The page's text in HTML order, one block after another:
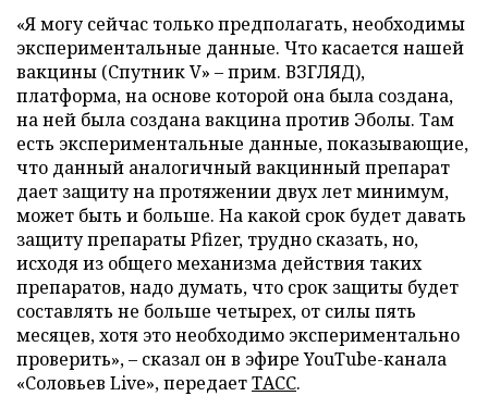
«Я могу сейчас только предполагать, необходимы
экспериментальные данные. Что касается нашей
вакцины (Спутник V» – прим. ВЗГЛЯД),
платформа, на основе которой она была создана,
на ней была создана вакцина против Эболы. Там
есть экспериментальные данные, показывающие,
что данный аналогичный вакцинный препарат
дает защиту на протяжении двух лет минимум,
может быть и больше. На какой срок будет давать
защиту препараты Pfizer, трудно сказать, но,
исходя из общего механизма действия таких
препаратов, надо думать, что срок защиты будет
составлять не больше четырех, от силы пять
месяцев, хотя это необходимо экспериментально
проверить», – сказал он в эфире YouTube-канала
«Соловьев Live», передаетТАСС.